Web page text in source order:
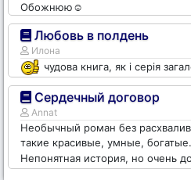
Обожнюю☺️
Любовь в полдень
Илона
чудова книга, як і серія
Сердечный договор
Annat
Необычный роман без
такие красивые, умные,
Непонятная история, но очень